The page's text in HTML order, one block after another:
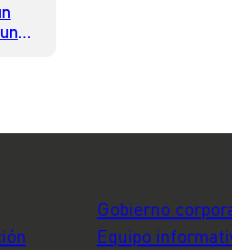
Gobierno
Equipo